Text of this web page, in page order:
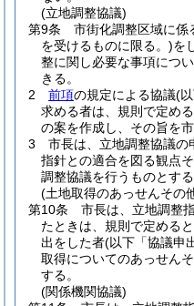
(立地調整協議)
第9条
市街化調整区域に係
を受けるものに限る。)を
整に関し必要な事項につ
きる。
2
前項の規定による協議(
求める者は、規則で定め
の案を作成し、その旨を
3
市長は、立地調整協議
指針との適合を図る観点
調整協議を行うものとする
(土地取得のあっせんその
第10条
市長は、立地調整
たときは、規則で定める
出をした者(以下「協議申
取得についてのあっせん
する。
(関係機関協議)